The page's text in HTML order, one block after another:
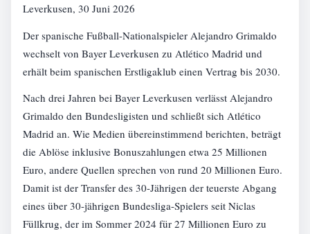
Leverkusen, 30 Juni 2026
Der spanische Fußball-Nationalspieler Alejandro Grimaldo
wechselt von Bayer Leverkusen zu Atlético Madrid und
erhält beim spanischen Erstligaklub einen Vertrag bis 2030.
Nach drei Jahren bei Bayer Leverkusen verlässt Alejandro
Grimaldo den Bundesligisten und schließt sich Atlético
Madrid an. Wie Medien übereinstimmend berichten, beträgt
die Ablöse inklusive Bonuszahlungen etwa 25 Millionen
Euro, andere Quellen sprechen von rund 20 Millionen Euro.
Damit ist der Transfer des 30-Jährigen der teuerste Abgang
eines über 30-jährigen Bundesliga-Spielers seit Niclas
Füllkrug, der im Sommer 2024 für 27 Millionen Euro zu